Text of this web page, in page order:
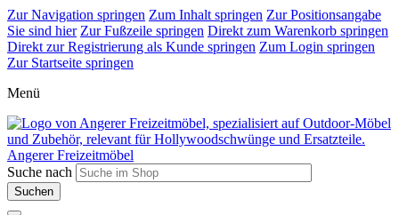
Zur Navigation springen Zum Inhalt springen Zur Positionsangabe
Sie sind hier Zur Fußzeile springen Direkt zum Warenkorb springen
Direkt zur Registrierung als Kunde springen Zum Login springen
Zur Startseite springen
Menü
Angerer Freizeitmöbel
Suche nach